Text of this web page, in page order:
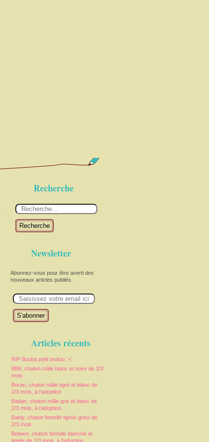
Recherche
Recherche
Newsletter
Abonnez-vous pour être averti des
nouveaux articles publiés.
m
Articles récents
RIP Bouba petit toutou :-(
BB8, chaton mâle blanc et noire de 2/3
mois
Boran, chaton mâle tigré et blanc de
2/3 mois, à l'adoption
Badan, chaton mâle gris et blanc de
2/3 mois, à l'adoption
Baely, chaton femelle tigrée grise de
2/3 mois
Belwen, chaton femelle blanche et
tigrée de 2/3 mois, à l'adoption